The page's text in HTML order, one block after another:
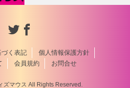
く表記
個人情報保護方針
会員規約 お問合せ
ズマウス All Rights Reserved.